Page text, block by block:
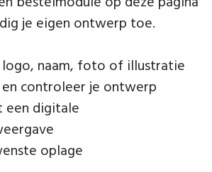
je eigen ontwerp toe.
logo, naam, foto of illustratie
controleer je ontwerp
een digitale
oplage